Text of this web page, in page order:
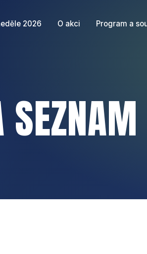
2026 O akci Program a